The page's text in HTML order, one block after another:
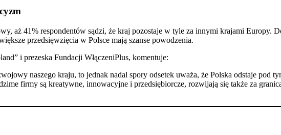
aż 41% respondentów sądzi, że kraj pozostaje w tyle za innymi krajami Europy.
przedsięwzięcia w Polsce mają szanse powodzenia.​
i prezeska Fundacji WłączeniPlus, komentuje:​
naszego kraju, to jednak nadal spory odsetek uważa, że Polska odstaje pod
firmy są kreatywne, innowacyjne i przedsiębiorcze, rozwijają się także za